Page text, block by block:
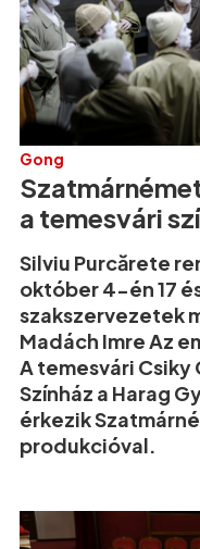
Gong
a temesvári
Silviu Purcărete
október 4-én 17
szakszervezetek
Madách Imre Az
A temesvári Csiky
Színház a Harag
érkezik
produkcióval.